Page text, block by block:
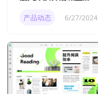
产品动态 6/27/2024